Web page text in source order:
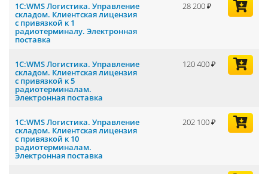
1С:WMS Логистика. Управление
складом. Клиентская лицензия
с привязкой к 1
радиотерминалу. Электронная
поставка
28 200
1С:WMS Логистика. Управление
складом. Клиентская лицензия
с привязкой к 5
радиотерминалам.
Электронная поставка
120 400
1С:WMS Логистика. Управление
складом. Клиентская лицензия
с привязкой к 10
радиотерминалам.
Электронная поставка
202 100